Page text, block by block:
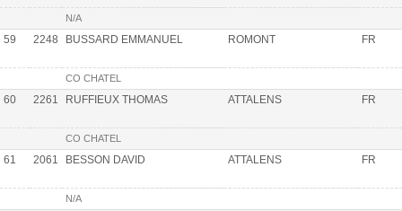
N/A
59 2248 BUSSARD EMMANUEL ROMONT FR
CO CHATEL
60 2261 RUFFIEUX THOMAS ATTALENS FR
CO CHATEL
61 2061 BESSON DAVID ATTALENS FR
N/A